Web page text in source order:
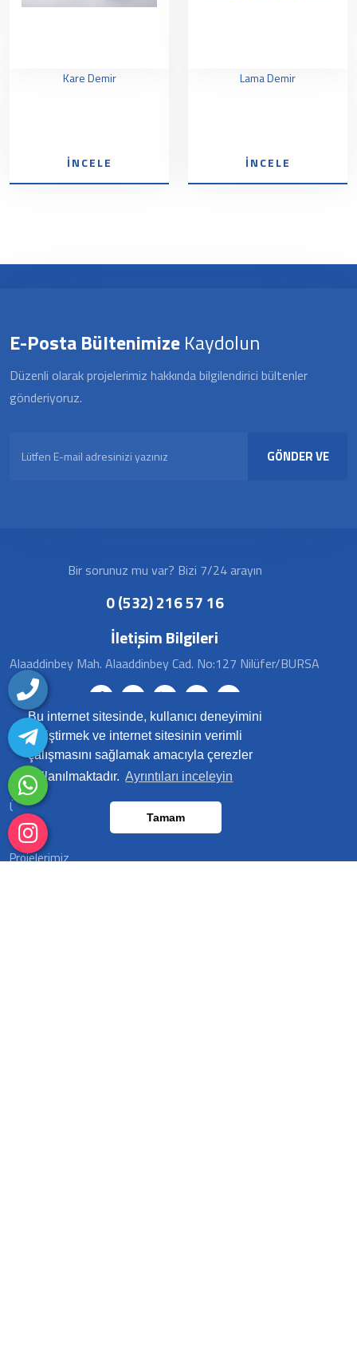
Bu internet sitesinde, kullanıcı deneyimini
geliştirmek ve internet sitesinin verimli
çalışmasını sağlamak amacıyla çerezler
kullanılmaktadır. Ayrıntıları inceleyin
Tamam
Kare Demir
İNCELE
Lama Demir
İNCELE
E-Posta BültenimizeKaydolun
Düzenli olarak projelerimiz hakkında bilgilendirici bültenler
gönderiyoruz.
GÖNDER VE
Bir sorunuz mu var? Bizi 7/24 arayın
0 (532) 216 57 16
İletişim Bilgileri
Alaaddinbey Mah. Alaaddinbey Cad. No:127 Nilüfer/BURSA
Hızlı Menü
Hakkımızda
Ürünlerimiz
Hizmetlerimiz
Projelerimiz
İnsan Kaynakları
İletişim